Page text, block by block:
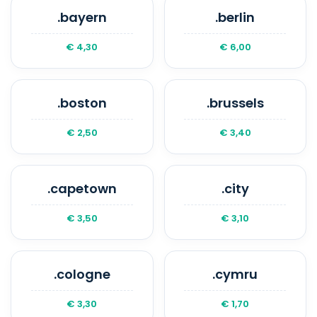
.bayern
€ 4,30
.berlin
€ 6,00
.boston
€ 2,50
.brussels
€ 3,40
.capetown
€ 3,50
.city
€ 3,10
.cologne
€ 3,30
.cymru
€ 1,70